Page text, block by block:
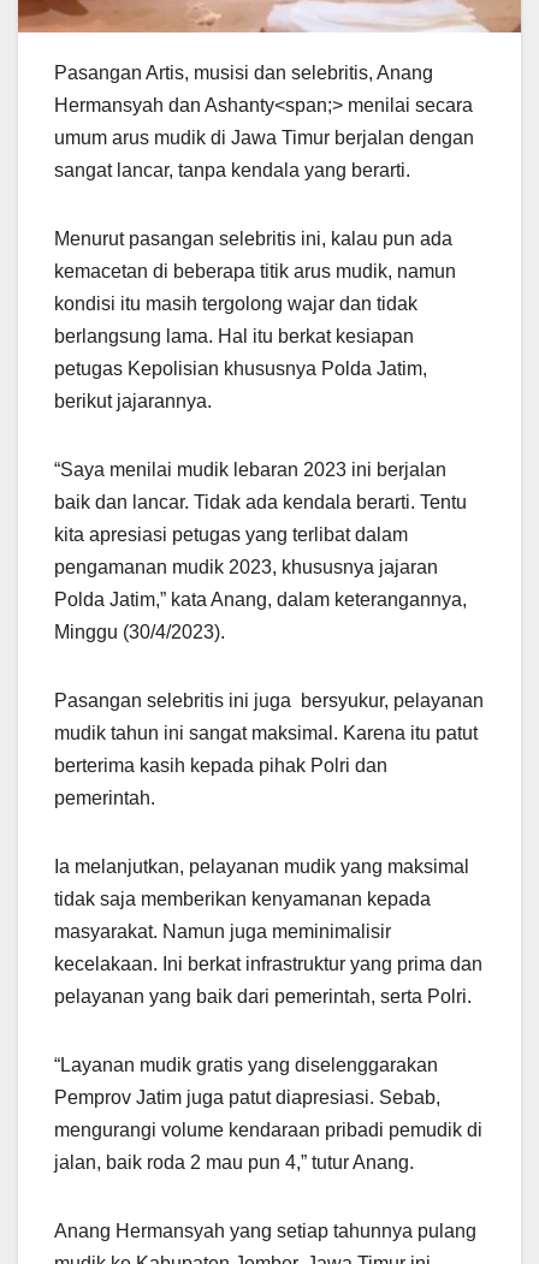
Pasangan Artis, musisi dan selebritis, Anang
Hermansyah dan Ashanty<span;> menilai secara
umum arus mudik di Jawa Timur berjalan dengan
sangat lancar, tanpa kendala yang berarti.
Menurut pasangan selebritis ini, kalau pun ada
kemacetan di beberapa titik arus mudik, namun
kondisi itu masih tergolong wajar dan tidak
berlangsung lama. Hal itu berkat kesiapan
petugas Kepolisian khususnya Polda Jatim,
berikut jajarannya.
“Saya menilai mudik lebaran 2023 ini berjalan
baik dan lancar. Tidak ada kendala berarti. Tentu
kita apresiasi petugas yang terlibat dalam
pengamanan mudik 2023, khususnya jajaran
Polda Jatim,” kata Anang, dalam keterangannya,
Minggu (30/4/2023).
Pasangan selebritis ini juga bersyukur, pelayanan
mudik tahun ini sangat maksimal. Karena itu patut
berterima kasih kepada pihak Polri dan
pemerintah.
Ia melanjutkan, pelayanan mudik yang maksimal
tidak saja memberikan kenyamanan kepada
masyarakat. Namun juga meminimalisir
kecelakaan. Ini berkat infrastruktur yang prima dan
pelayanan yang baik dari pemerintah, serta Polri.
“Layanan mudik gratis yang diselenggarakan
Pemprov Jatim juga patut diapresiasi. Sebab,
mengurangi volume kendaraan pribadi pemudik di
jalan, baik roda 2 mau pun 4,” tutur Anang.
Anang Hermansyah yang setiap tahunnya pulang